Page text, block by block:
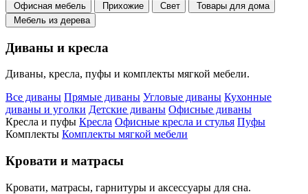
Офисная мебель
Прихожие Свет
Товары для дома
Мебель из дерева
Диваны и кресла
Диваны, кресла, пуфы и комплекты мягкой мебели.
Все диваны Прямые диваны Угловые диваны Кухонные
диваны и уголки Детские диваны Офисные диваны
Кресла и пуфы Кресла Офисные кресла и стулья Пуфы
Комплекты Комплекты мягкой мебели
Кровати и матрасы
Кровати, матрасы, гарнитуры и аксессуары для сна.